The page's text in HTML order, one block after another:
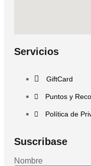
Servicios
GiftCard
Puntos y
Política de
Suscribase
Nombre